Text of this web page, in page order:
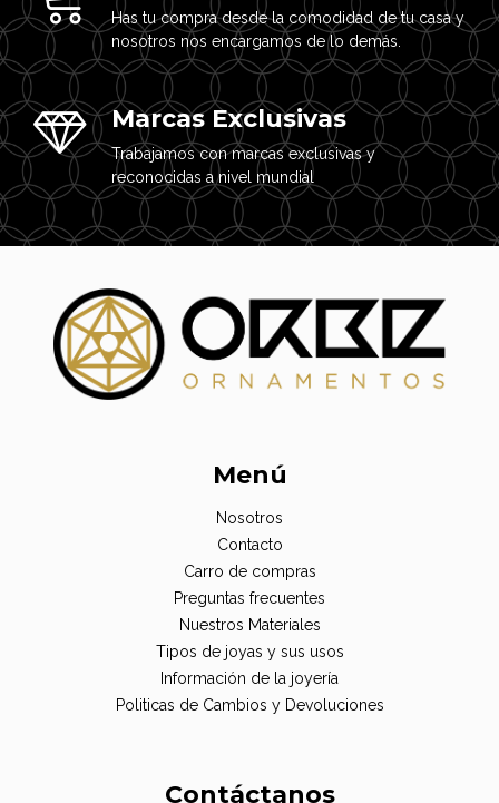
Has tu compra desde la comodidad de tu casa y
nosotros nos encargamos de lo demás.
Marcas Exclusivas
Trabajamos con marcas exclusivas y
reconocidas a nivel mundial
Menú
Nosotros
Contacto
Carro de compras
Preguntas frecuentes
Nuestros Materiales
Tipos de joyas y sus usos
Información de la joyería
Politicas de Cambios y Devoluciones
Contáctanos